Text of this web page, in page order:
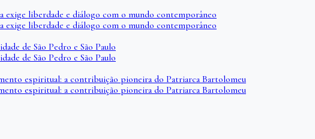
exige liberdade e diálogo com o mundo contemporâneo
exige liberdade e diálogo com o mundo contemporâneo
de São Pedro e São Paulo
de São Pedro e São Paulo
espiritual: a contribuição pioneira do Patriarca Bartolomeu
espiritual: a contribuição pioneira do Patriarca Bartolomeu